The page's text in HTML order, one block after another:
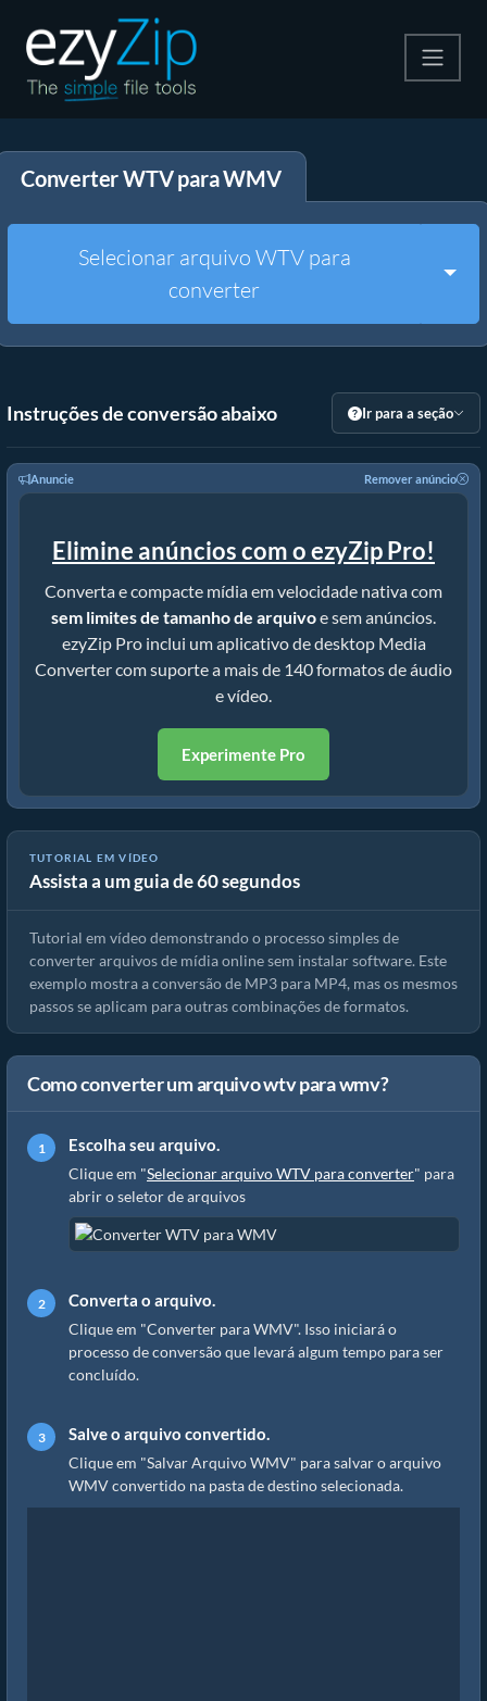
Descompactar
Converter WTV para WMV
Selecionar arquivo WTV para
converter
Instruções de conversão abaixo Ir para a seção
Anuncie Remover anúncio
Elimine anúncios com o ezyZip Pro!
Converta e compacte mídia em velocidade nativa com
sem limites de tamanho de arquivoe sem anúncios.
ezyZip Pro inclui um aplicativo de desktop Media
Converter com suporte a mais de 140 formatos de áudio
e vídeo.
Experimente Pro
TUTORIAL EM VÍDEO
Assista a um guia de 60 segundos
Como converter arquivos de mídia
Tutorial em vídeo demonstrando o processo simples de
converter arquivos de mídia online sem instalar software. Este
exemplo mostra a conversão de MP3 para MP4, mas os mesmos
passos se aplicam para outras combinações de formatos.
Como converter um arquivo wtv para wmv?
Escolha seu arquivo.
Clique em "Selecionar arquivo WTV para converter" para
abrir o seletor de arquivos
Converta o arquivo.
Clique em "Converter para WMV". Isso iniciará o
processo de conversão que levará algum tempo para ser
concluído.
Salve o arquivo convertido.
Clique em "Salvar Arquivo WMV" para salvar o arquivo
WMV convertido na pasta de destino selecionada.